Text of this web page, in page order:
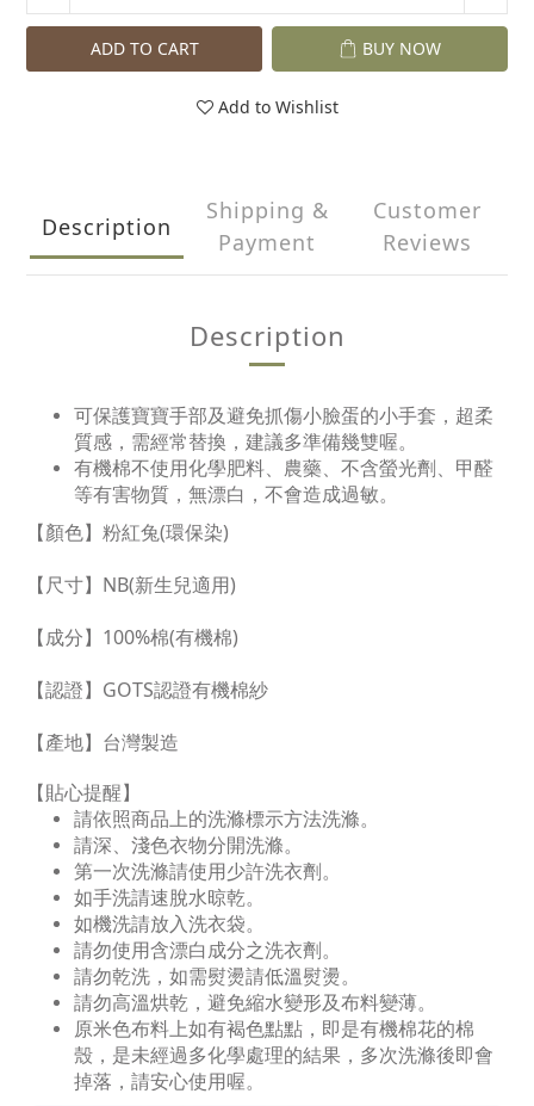
ADD TO CART BUY NOW
Add to Wishlist
Description
Shipping &
Payment
Customer
Reviews
Description
可保護寶寶手部及避免抓傷小臉蛋的小手套，超柔
質感，需經常替換，建議多準備幾雙喔。
有機棉不使用化學肥料、農藥、不含螢光劑、甲醛
等有害物質，無漂白，不會造成過敏。
【顏色】粉紅兔(環保染)
【尺寸】NB(新生兒適用)
【成分】100%棉(有機棉)
【認證】GOTS認證有機棉紗
【產地】台灣製造
【貼心提醒】
請依照商品上的洗滌標示方法洗滌。
請深、淺色衣物分開洗滌。
第一次洗滌請使用少許洗衣劑。
如手洗請速脫水晾乾。
如機洗請放入洗衣袋。
請勿使用含漂白成分之洗衣劑。
請勿乾洗，如需熨燙請低溫熨燙。
請勿高溫烘乾，避免縮水變形及布料變薄。
原米色布料上如有褐色點點，即是有機棉花的棉
殼，是未經過多化學處理的結果，多次洗滌後即會
掉落，請安心使用喔。